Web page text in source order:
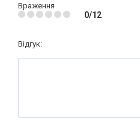
Враження
0/12
Відгук: